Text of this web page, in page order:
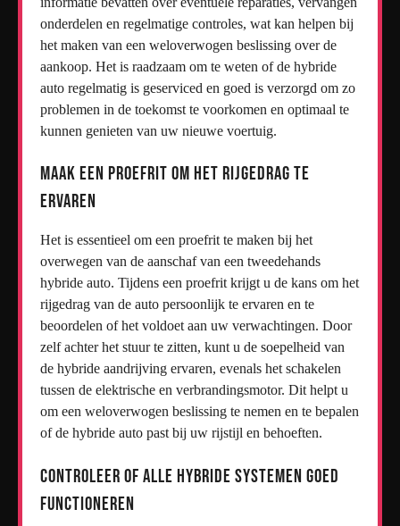
onderdelen en regelmatige controles, wat kan helpen bij
het maken van een weloverwogen beslissing over de
aankoop. Het is raadzaam om te weten of de hybride
auto regelmatig is geserviced en goed is verzorgd om zo
problemen in de toekomst te voorkomen en optimaal te
kunnen genieten van uw nieuwe voertuig.
Maak een proefrit om het rijgedrag te
ervaren
Het is essentieel om een proefrit te maken bij het
overwegen van de aanschaf van een tweedehands
hybride auto. Tijdens een proefrit krijgt u de kans om het
rijgedrag van de auto persoonlijk te ervaren en te
beoordelen of het voldoet aan uw verwachtingen. Door
zelf achter het stuur te zitten, kunt u de soepelheid van
de hybride aandrijving ervaren, evenals het schakelen
tussen de elektrische en verbrandingsmotor. Dit helpt u
om een weloverwogen beslissing te nemen en te bepalen
of de hybride auto past bij uw rijstijl en behoeften.
Controleer of alle hybride systemen goed
functioneren